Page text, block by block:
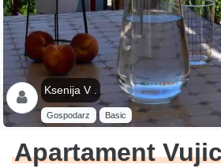
Ksenija V .
Gospodarz Basic
Apartament